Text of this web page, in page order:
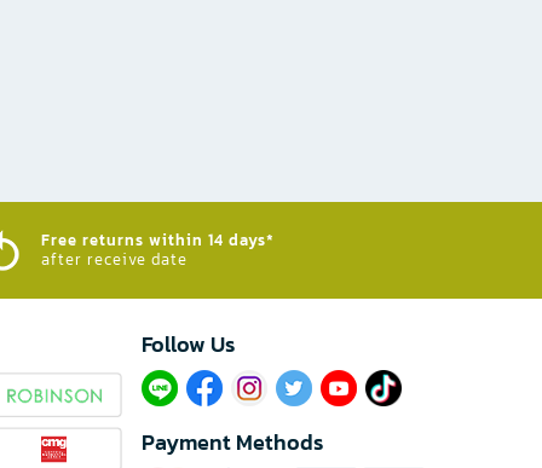
Free returns within 14 days*
after receive date
Follow Us​
Payment Methods